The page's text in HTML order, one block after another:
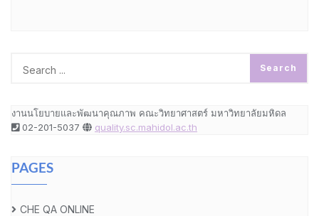
งานนโยบายและพัฒนาคุณภาพ คณะวิทยาศาสตร์ มหาวิทยาลัยมหิดล
02-201-5037
quality.sc.mahidol.ac.th
PAGES
CHE QA ONLINE